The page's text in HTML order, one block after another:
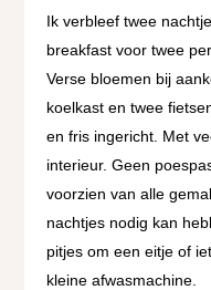
Ik verbleef twee
breakfast voor twee
Verse bloemen bij
koelkast en twee
en fris ingericht. Met
interieur. Geen
voorzien van alle
nachtjes nodig kan
pitjes om een eitje of
kleine afwasmachine.